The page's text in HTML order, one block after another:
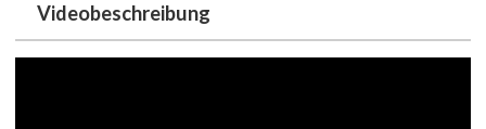
Videobeschreibung